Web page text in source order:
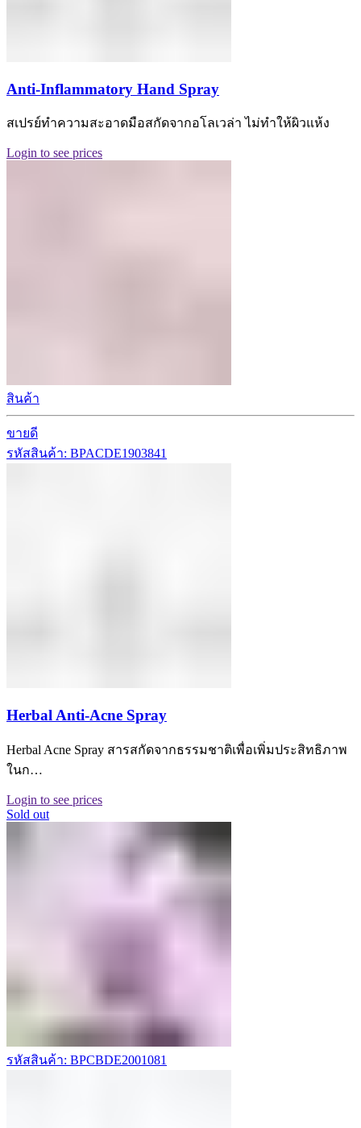
Anti-Inflammatory Hand Spray
สเปรย์ทำความสะอาดมือสกัดจากอโลเวล่า ไม่ทำให้ผิวแห้ง
Login to see prices
สินค้า
ขายดี
รหัสสินค้า: BPACDE1903841
Herbal Anti-Acne Spray
Herbal Acne Spray สารสกัดจากธรรมชาติเพื่อเพิ่มประสิทธิภาพ
ในก…
Login to see prices
Sold out
รหัสสินค้า: BPCBDE2001081